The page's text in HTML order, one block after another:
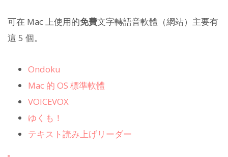
可在 Mac 上使用的免費文字轉語音軟體（網站）主要有
這 5 個。
Ondoku
Mac 的 OS 標準軟體
VOICEVOX
ゆくも！
テキスト読み上げリーダー